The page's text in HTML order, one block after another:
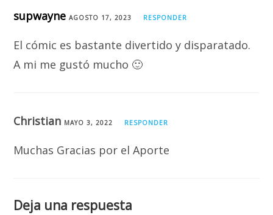
supwayne AGOSTO 17, 2023 RESPONDER
El cómic es bastante divertido y disparatado.
A mi me gustó mucho 🙂
Christian MAYO 3, 2022 RESPONDER
Muchas Gracias por el Aporte
Deja una respuesta